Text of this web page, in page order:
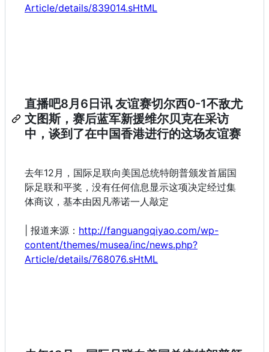
Article/details/839014.sHtML
直播吧8月6日讯 友谊赛切尔西0-1不敌尤
文图斯，赛后蓝军新援维尔贝克在采访
中，谈到了在中国香港进行的这场友谊赛
去年12月，国际足联向美国总统特朗普颁发首届国
际足联和平奖，没有任何信息显示这项决定经过集
体商议，基本由因凡蒂诺一人敲定
| 报道来源： http://fanguangqiyao.com/wp-
content/themes/musea/inc/news.php?
Article/details/768076.sHtML